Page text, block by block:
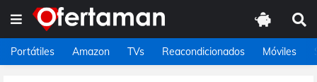
Portátiles Amazon TVs Reacondicionados Móviles